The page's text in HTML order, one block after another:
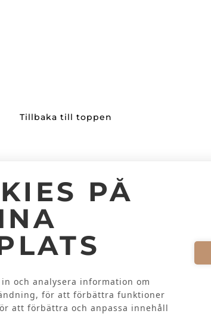
PÅ
och analysera information om
för att förbättra funktioner
att förbättra och anpassa innehåll
Tillbaka till toppen
Facebook